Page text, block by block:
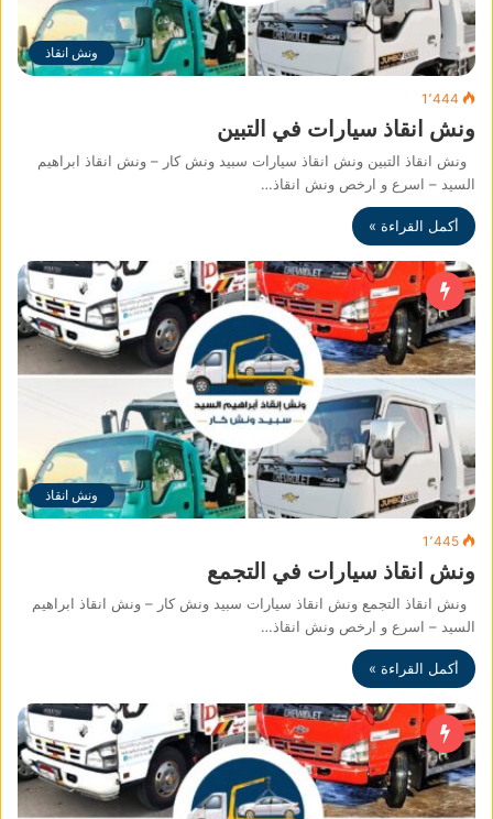
ونش انقاذ
1٬444
ونش انقاذ سيارات في التبين
ونش انقاذ التبين ونش انقاذ سيارات سبيد ونش كار – ونش انقاذ ابراهيم
السيد – اسرع و ارخص ونش انقاذ…
أكمل القراءة »
ونش انقاذ
1٬445
ونش انقاذ سيارات في التجمع
ونش انقاذ التجمع ونش انقاذ سيارات سبيد ونش كار – ونش انقاذ ابراهيم
السيد – اسرع و ارخص ونش انقاذ…
أكمل القراءة »